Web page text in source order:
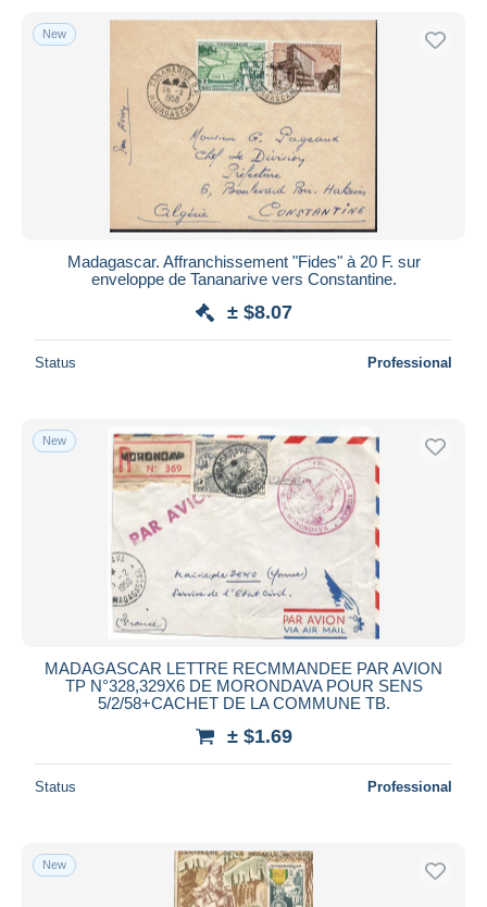
New
Madagascar. Affranchissement "Fides" à 20 F. sur
enveloppe de Tananarive vers Constantine.
± $8.07
Status Professional
New
MADAGASCAR LETTRE RECMMANDEE PAR AVION
TP N°328,329X6 DE MORONDAVA POUR SENS
5/2/58+CACHET DE LA COMMUNE TB.
± $1.69
Status Professional
New